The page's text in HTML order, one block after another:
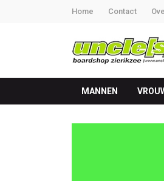
Home Contact
MANNEN
Brasil
slipper